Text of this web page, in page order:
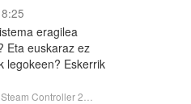
eragilea
Eta euskaraz ez
legokeen? Eskerrik
Controller 2…